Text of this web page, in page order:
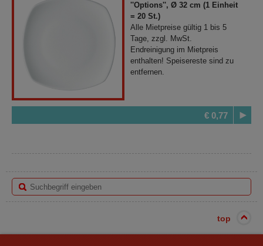
''Options'', Ø 32 cm (1 Einheit
= 20 St.)
Alle Mietpreise gültig 1 bis 5
Tage, zzgl. MwSt.
Endreinigung im Mietpreis
enthalten! Speisereste sind zu
entfernen.
€ 0,77
top